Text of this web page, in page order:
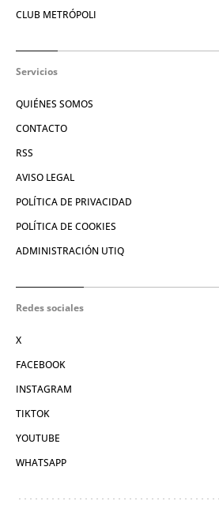
CLUB METRÓPOLI
Servicios
QUIÉNES SOMOS
CONTACTO
RSS
AVISO LEGAL
POLÍTICA DE PRIVACIDAD
POLÍTICA DE COOKIES
ADMINISTRACIÓN UTIQ
Redes sociales
X
FACEBOOK
INSTAGRAM
TIKTOK
YOUTUBE
WHATSAPP